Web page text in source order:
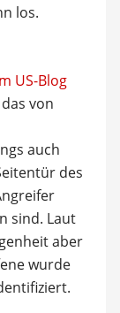
los.
US-Blog
von
auch
des
sind. Laut
aber
wurde